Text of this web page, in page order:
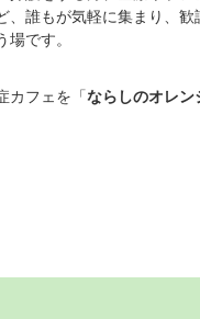
、誰もが気軽に集まり、
です。
カフェを「ならしのオレン